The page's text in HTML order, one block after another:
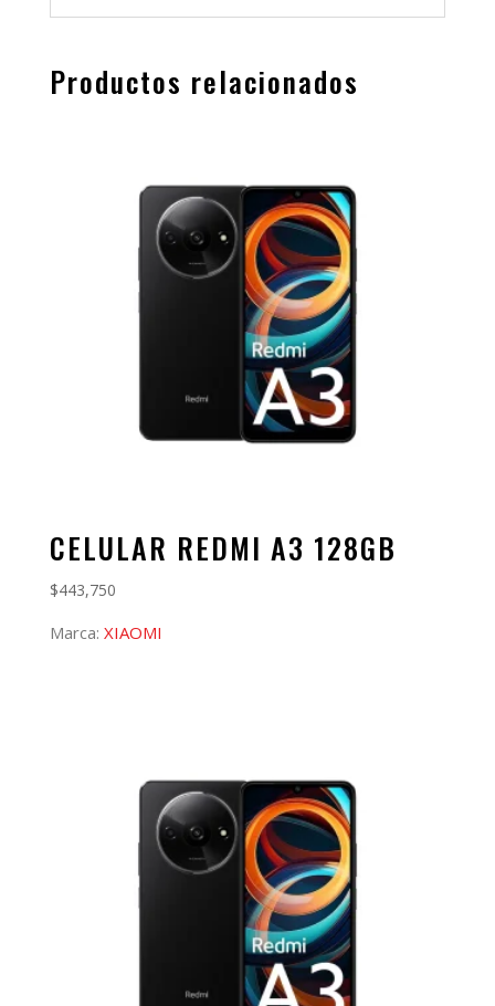
Productos relacionados
CELULAR REDMI A3 128GB
$443,750
Marca: XIAOMI